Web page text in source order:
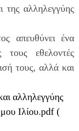
της αλληλεγγύης
απευθύνει ένα
εθελοντές
τους, αλλά και
αλληλεγγύης
Ιλίου.pdf (